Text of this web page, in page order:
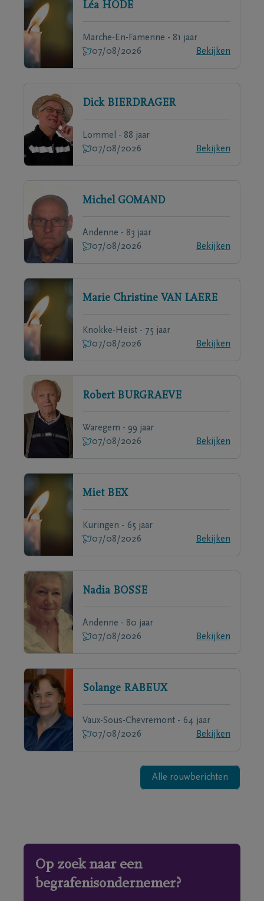
Léa HODE
Marche-En-Famenne - 81 jaar
07/08/2026
Bekijken
Dick BIERDRAGER
Lommel - 88 jaar
07/08/2026
Bekijken
Michel GOMAND
Andenne - 83 jaar
07/08/2026
Bekijken
Marie Christine VAN LAERE
Knokke-Heist - 75 jaar
07/08/2026
Bekijken
Robert BURGRAEVE
Waregem - 99 jaar
07/08/2026
Bekijken
Miet BEX
Kuringen - 65 jaar
07/08/2026
Bekijken
Nadia BOSSE
Andenne - 80 jaar
07/08/2026
Bekijken
Solange RABEUX
Vaux-Sous-Chevremont - 64 jaar
07/08/2026
Bekijken
Alle rouwberichten
Op zoek naar een
begrafenisondernemer?